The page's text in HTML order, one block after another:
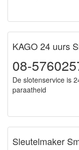
KAGO 24 uurs
08-
De slotenservice is
paraatheid
Sleutelmaker